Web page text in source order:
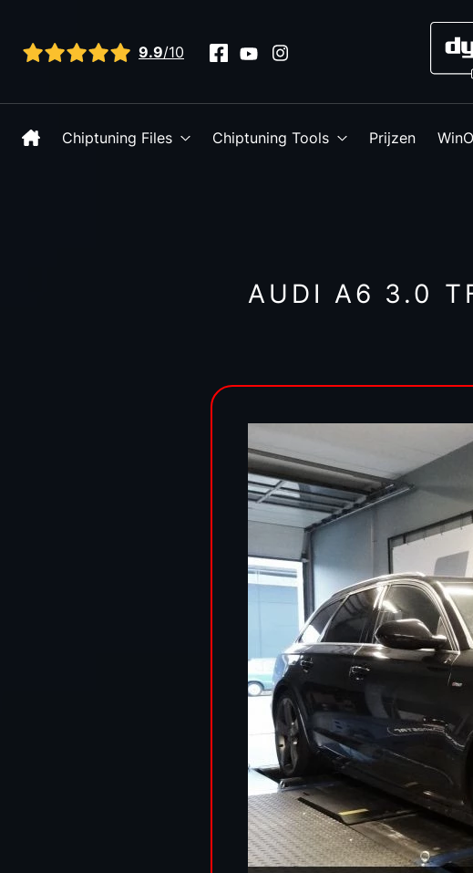
Bekijk alle reviews9.9/10
Chiptuning Files Chiptuning Tools Prijzen
AUDI A6 3.0